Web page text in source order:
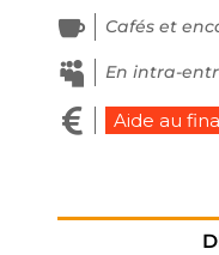
 Cafés et
 En intra-
 Aide au